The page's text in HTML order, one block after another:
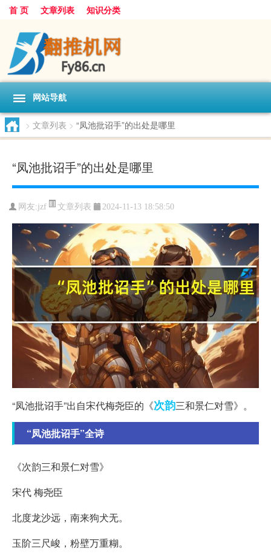
首 页 文章列表 知识分类
网站导航
> 文章列表 > “凤池批诏手”的出处是哪里
“凤池批诏手”的出处是哪里
网友:jzf 文章列表 2024-11-13 18:58:50
“凤池批诏手”出自宋代梅尧臣的《次韵三和景仁对雪》。
“凤池批诏手”全诗
《次韵三和景仁对雪》
宋代 梅尧臣
北度龙沙远，南来狗犬无。
玉阶三尺峻，粉壁万重糊。